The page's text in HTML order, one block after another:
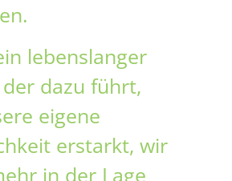
lebenslanger
der dazu führt,
eigene
erstarkt, wir
in der Lage